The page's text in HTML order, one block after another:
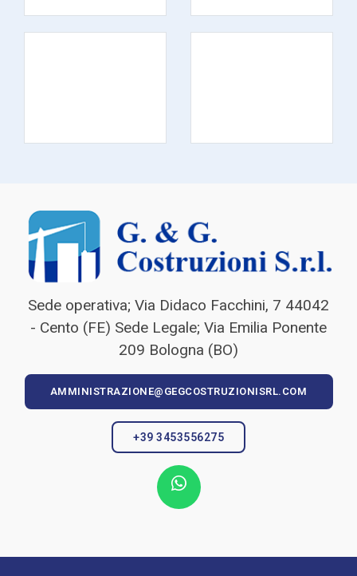
Sede operativa; Via Didaco Facchini, 7 44042
- Cento (FE) Sede Legale; Via Emilia Ponente
209 Bologna (BO)
AMMINISTRAZIONE@GEGCOSTRUZIONISRL.COM
+39 3453556275